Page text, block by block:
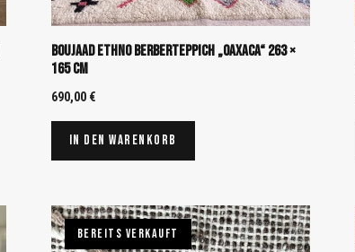
Boujaad Ethno Berberteppich „Oaxaca“ 263 ×
165 cm
690,00 €
In den Warenkorb